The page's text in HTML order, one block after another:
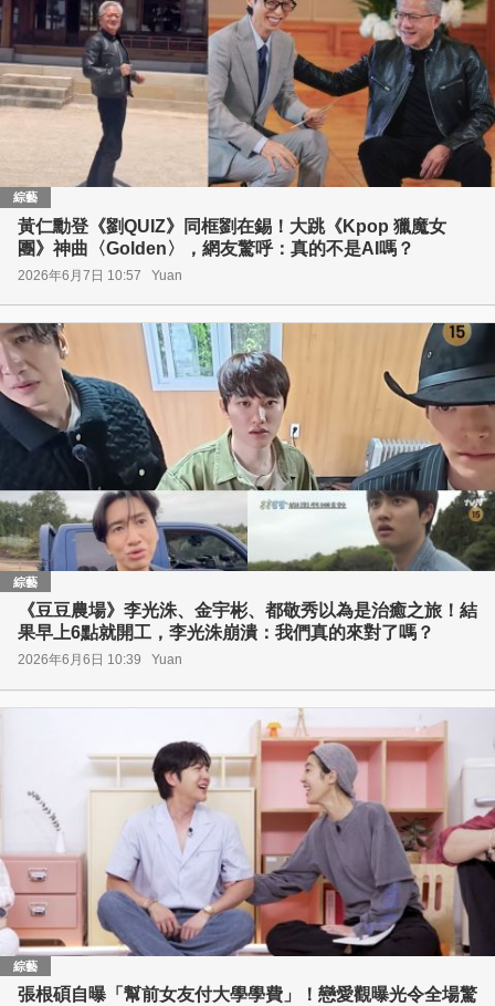
綜藝
黃仁勳登《劉QUIZ》同框劉在錫！大跳《Kpop 獵魔女
團》神曲〈Golden〉，網友驚呼：真的不是AI嗎？
2026年6月7日 10:57 Yuan
綜藝
《豆豆農場》李光洙、金宇彬、都敬秀以為是治癒之旅！結
果早上6點就開工，李光洙崩潰：我們真的來對了嗎？
2026年6月6日 10:39 Yuan
綜藝
張根碩自曝「幫前女友付大學學費」！戀愛觀曝光令全場驚